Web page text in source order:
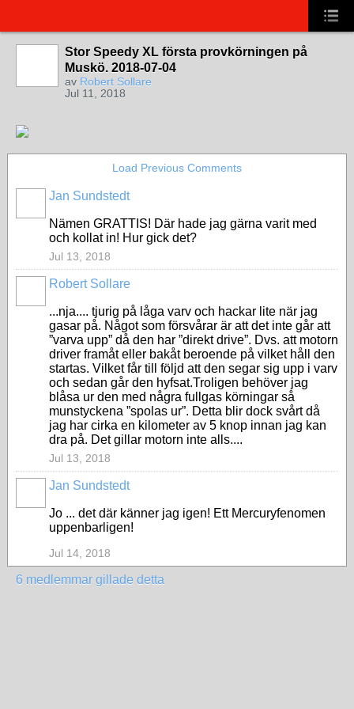
Stor Speedy XL första provkörningen på
Muskö. 2018-07-04
av Robert Sollare
Jul 11, 2018
Load Previous Comments
Jan Sundstedt
Nämen GRATTIS! Där hade jag gärna varit med
och kollat in! Hur gick det?
Jul 13, 2018
Robert Sollare
...nja.... tjurig på låga varv och hackar lite när jag
gasar på. Något som försvårar är att det inte går att
”varva upp” då den har ”direkt drive”. Dvs. att motorn
driver framåt eller bakåt beroende på vilket håll den
startas. Vilket får till följd att den segar sig upp i varv
och sedan går den hyfsat.Troligen behöver jag
blåsa ur den med några fullgas körningar så
munstyckena ”spolas ur”. Detta blir dock svårt då
jag har cirka en kilometer av 5 knop innan jag kan
dra på. Det gillar motorn inte alls....
Jul 13, 2018
Jan Sundstedt
Jo ... det där känner jag igen! Ett Mercuryfenomen
uppenbarligen!
Jul 14, 2018
6 medlemmar gillade detta